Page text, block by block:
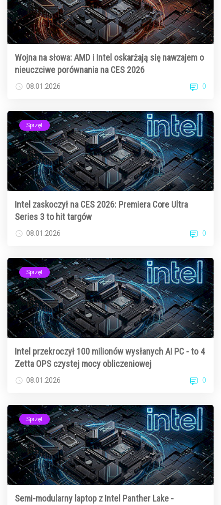
Wojna na słowa: AMD i Intel oskarżają się nawzajem o
nieuczciwe porównania na CES 2026
08.01.2026 0
Sprzęt
Intel zaskoczył na CES 2026: Premiera Core Ultra
Series 3 to hit targów
08.01.2026 0
Sprzęt
Intel przekroczył 100 milionów wysłanych AI PC - to 4
Zetta OPS czystej mocy obliczeniowej
08.01.2026 0
Sprzęt
Semi-modularny laptop z Intel Panther Lake -